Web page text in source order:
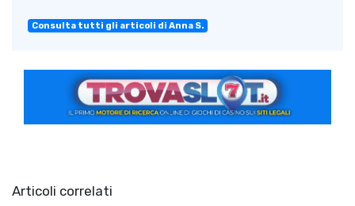
Consulta tutti gli articoli di Anna S.
Articoli correlati